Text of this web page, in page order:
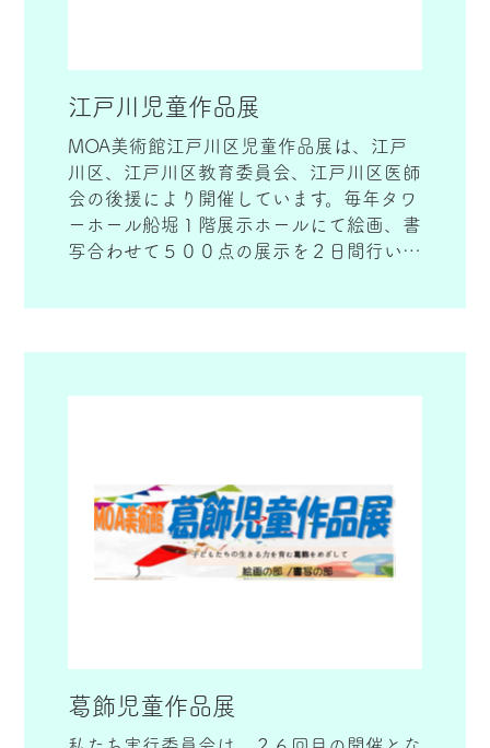
江戸川児童作品展
MOA美術館江戸川区児童作品展は、江戸
川区、江戸川区教育委員会、江戸川区医師
会の後援により開催しています。毎年タワ
ーホール船堀１階展示ホールにて絵画、書
写合わせて５００点の展示を２日間行いま
いています。江戸川区児童作品展は、協賛
葛飾児童作品展